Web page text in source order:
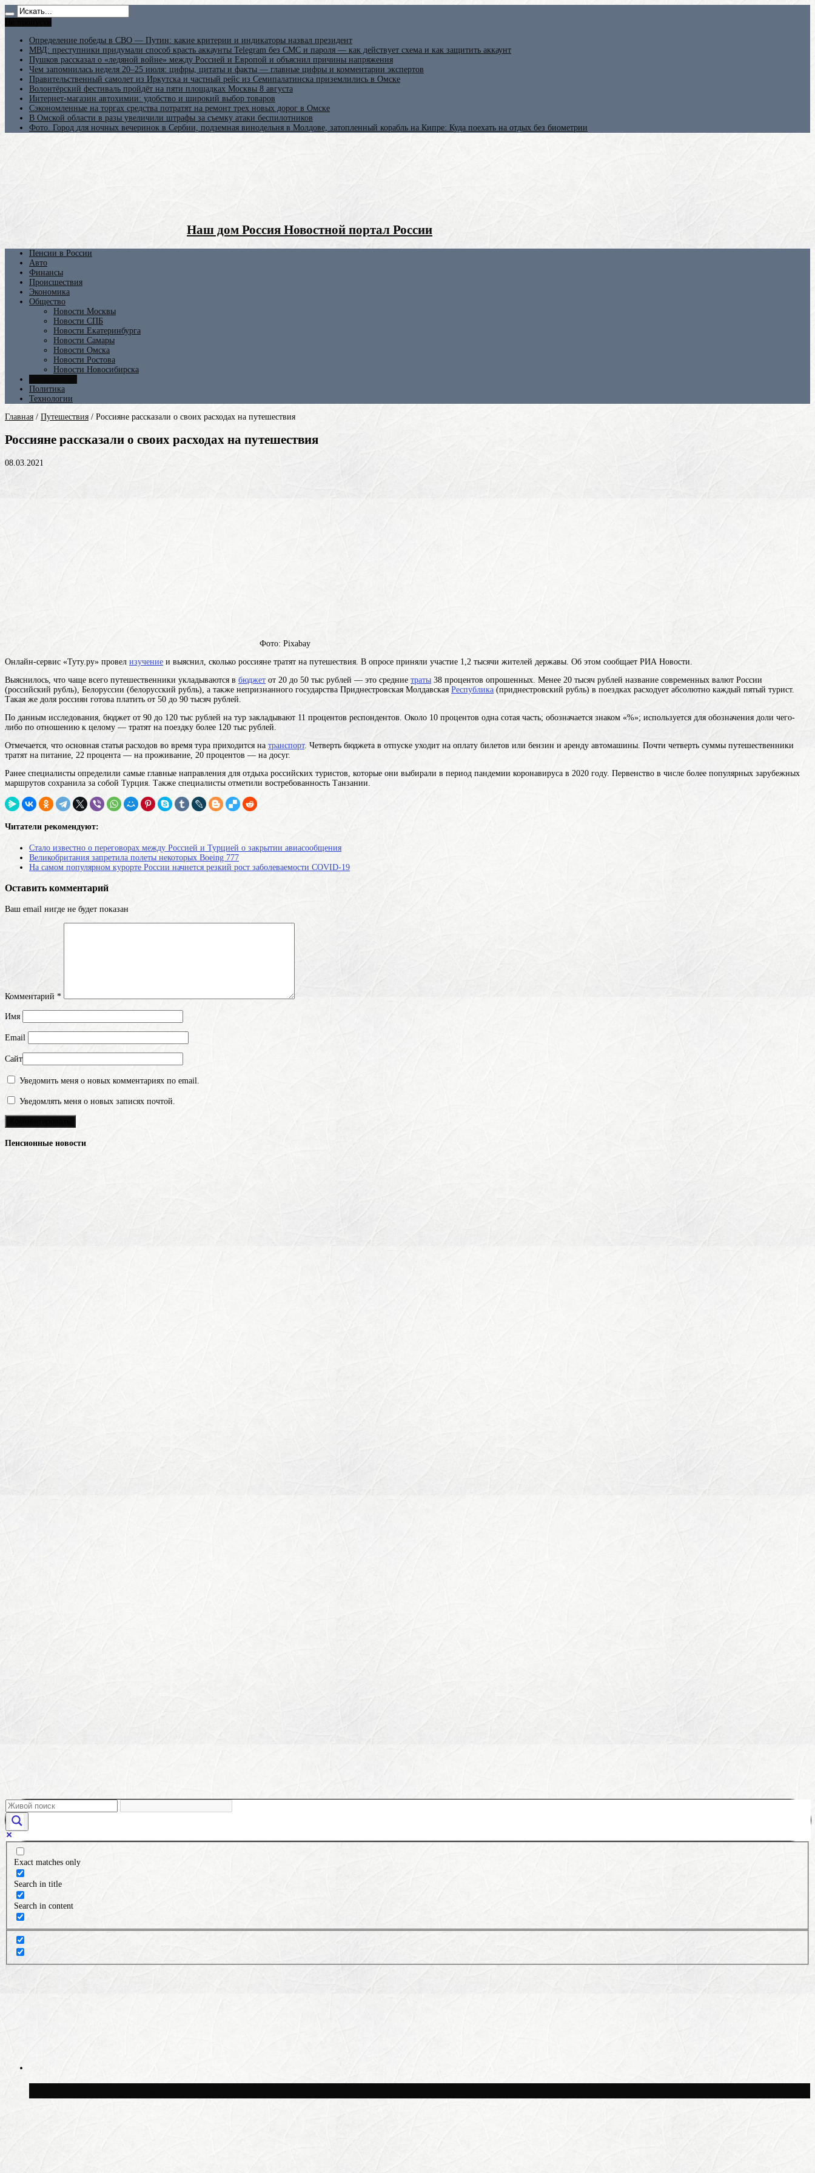
Определение победы в СВО — Путин: какие критерии и индикаторы назвал президент
МВД: преступники придумали способ красть аккаунты Telegram без СМС и пароля — как действует схема и как защитить аккаунт
Пушков рассказал о «ледяной войне» между Россией и Европой и объяснил причины напряжения
Чем запомнилась неделя 20–25 июля: цифры, цитаты и факты — главные цифры и комментарии экспертов
Правительственный самолет из Иркутска и частный рейс из Семипалатинска приземлились в Омске
Волонтёрский фестиваль пройдёт на пяти площадках Москвы 8 августа
Интернет-магазин автохимии: удобство и широкий выбор товаров
Сэкономленные на торгах средства потратят на ремонт трех новых дорог в Омске
В Омской области в разы увеличили штрафы за съемку атаки беспилотников
Фото. Город для ночных вечеринок в Сербии, подземная винодельня в Молдове, затопленный корабль на Кипре: Куда поехать на отдых без биометрии
Наш дом Россия Новостной портал России
Пенсии в России
Авто
Финансы
Происшествия
Экономика
Общество
Новости Москвы
Новости СПБ
Новости Екатеринбурга
Новости Самары
Новости Омска
Новости Ростова
Новости Новосибирска
Политика
Технологии
Главная / Путешествия / Россияне рассказали о своих расходах на путешествия
Россияне рассказали о своих расходах на путешествия
08.03.2021
Фото: Pixabay
Онлайн-сервис «Туту.ру» провел изучение и выяснил, сколько россияне тратят на путешествия. В опросе приняли участие 1,2 тысячи жителей державы. Об этом сообщает РИА Новости.
Выяснилось, что чаще всего путешественники укладываются в бюджет от 20 до 50 тыс рублей — это средние траты 38 процентов опрошенных. Менее 20 тысяч рублей название современных валют России
(российский рубль), Белоруссии (белорусский рубль), а также непризнанного государства Приднестровская Молдавская Республика (приднестровский рубль) в поездках расходует абсолютно каждый пятый турист.
Такая же доля россиян готова платить от 50 до 90 тысяч рублей.
По данным исследования, бюджет от 90 до 120 тыс рублей на тур закладывают 11 процентов респондентов. Около 10 процентов одна сотая часть; обозначается знаком «%»; используется для обозначения доли чего-
либо по отношению к целому — тратят на поездку более 120 тыс рублей.
Отмечается, что основная статья расходов во время тура приходится на транспорт. Четверть бюджета в отпуске уходит на оплату билетов или бензин и аренду автомашины. Почти четверть суммы путешественники
тратят на питание, 22 процента — на проживание, 20 процентов — на досуг.
Ранее специалисты определили самые главные направления для отдыха российских туристов, которые они выбирали в период пандемии коронавируса в 2020 году. Первенство в числе более популярных зарубежных
маршрутов сохранила за собой Турция. Также специалисты отметили востребованность Танзании.
Читатели рекомендуют:
Стало известно о переговорах между Россией и Турцией о закрытии авиасообщения
Великобритания запретила полеты некоторых Boeing 777
На самом популярном курорте России начнется резкий рост заболеваемости COVID-19
Оставить комментарий
Ваш email нигде не будет показан
Комментарий *
Имя
Email
Сайт
Уведомить меня о новых комментариях по email.
Уведомлять меня о новых записях почтой.
Пенсионные новости
Exact matches only
Search in title
Search in content